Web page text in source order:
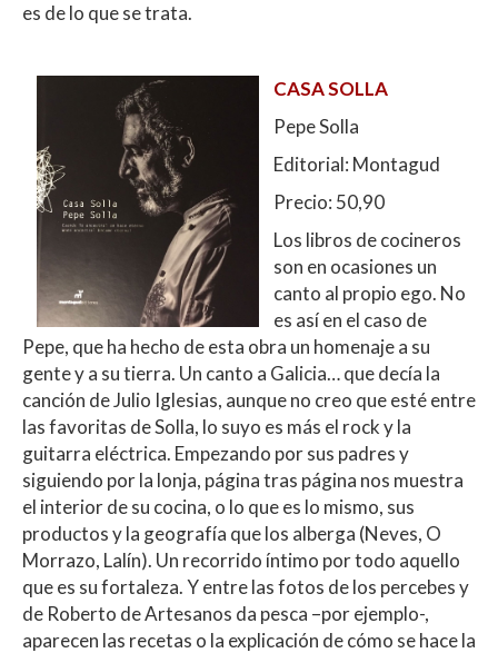
es de lo que se trata.
CASA SOLLA
Pepe Solla
Editorial: Montagud
Precio: 50,90
Los libros de cocineros
son en ocasiones un
canto al propio ego. No
es así en el caso de
Pepe, que ha hecho de esta obra un homenaje a su
gente y a su tierra. Un canto a Galicia… que decía la
canción de Julio Iglesias, aunque no creo que esté entre
las favoritas de Solla, lo suyo es más el rock y la
guitarra eléctrica. Empezando por sus padres y
siguiendo por la lonja, página tras página nos muestra
el interior de su cocina, o lo que es lo mismo, sus
productos y la geografía que los alberga (Neves, O
Morrazo, Lalín). Un recorrido íntimo por todo aquello
que es su fortaleza. Y entre las fotos de los percebes y
de Roberto de Artesanos da pesca –por ejemplo-,
aparecen las recetas o la explicación de cómo se hace la